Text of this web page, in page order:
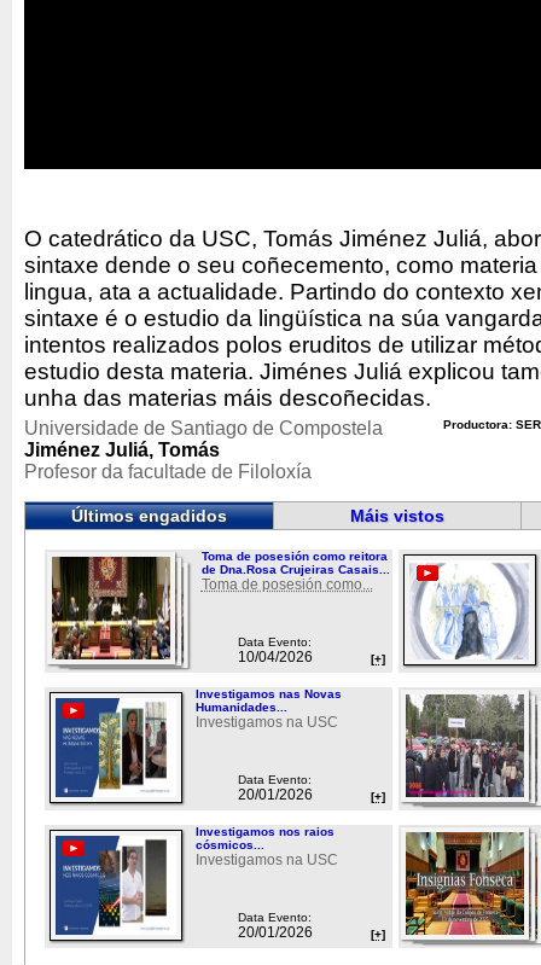
O catedrático da USC, Tomás Jiménez Juliá,
sintaxe dende o seu coñecemento, como
lingua, ata a actualidade. Partindo do contexto
sintaxe é o estudio da lingüística na súa
intentos realizados polos eruditos de utilizar
estudio desta materia. Jiménes Juliá explicou
unha das materias máis descoñecidas.
Productora:
Universidade de Santiago de Compostela
Jiménez Juliá, Tomás
Profesor da facultade de Filoloxía
Últimos engadidos Máis vistos
Toma de posesión como reitora
de Dna.Rosa Crujeiras Casais...
Toma de posesión como...
Data Evento:
10/04/2026 [+]
Investigamos nas Novas
Humanidades...
Investigamos na USC
Data Evento:
20/01/2026 [+]
Investigamos nos raios
cósmicos...
Investigamos na USC
Data Evento:
20/01/2026 [+]